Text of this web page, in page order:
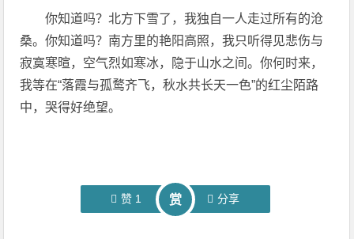
你知道吗？北方下雪了，我独自一人走过所有的沧
桑。你知道吗？南方里的艳阳高照，我只听得见悲伤与
寂寞寒暄，空气烈如寒冰，隐于山水之间。你何时来，
我等在“落霞与孤鹜齐飞，秋水共长天一色”的红尘陌路
中，哭得好绝望。
赞 1 赏 分享